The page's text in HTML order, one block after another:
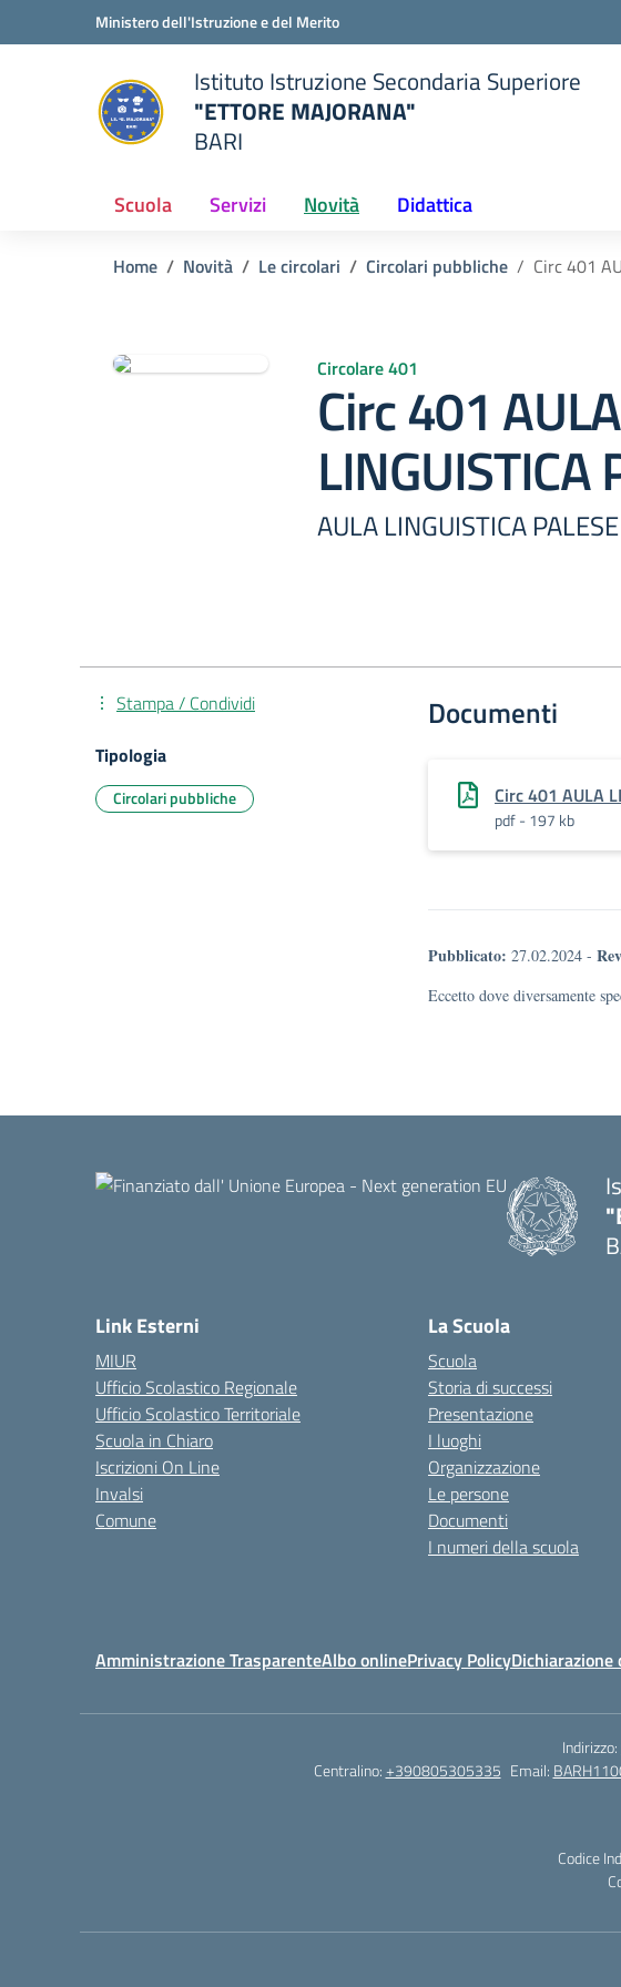
Vai ai contenuti
Vai al menu di navigazioneMinistero dell'Istruzione e del Merito
scuola
Istituto Istruzione Secondaria Superiore
"ETTORE MAJORANA"
BARI
Scuola Servizi Novità Didattica
Home Novità Le circolari Circolari pubbliche Circ 401
Circolare 401
Circ 401 AULA
LINGUISTICA
AULA LINGUISTICA PALESE
Documenti
Circ 401 AULA
pdf - 197 kb
Pubblicato: 27.02.2024 -
Eccetto dove diversamente
Stampa / Condividi
Tipologia
Circolari pubbliche
Link Esterni
MIUR
Ufficio Scolastico Regionale
Ufficio Scolastico Territoriale
Scuola in Chiaro
Iscrizioni On Line
Invalsi
Comune
La Scuola
Scuola
Storia di successi
Presentazione
I luoghi
Organizzazione
Le persone
Documenti
I numeri della scuola
Amministrazione TrasparenteAlbo onlinePrivacy Policy
Indirizzo:
Centralino:+390805305335 Email:
Codice